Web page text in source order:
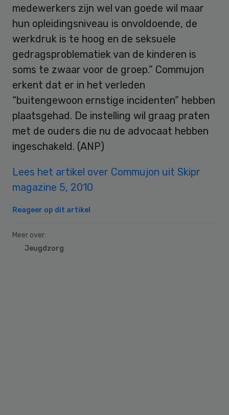
medewerkers zijn wel van goede wil maar
hun opleidingsniveau is onvoldoende, de
werkdruk is te hoog en de seksuele
gedragsproblematiek van de kinderen is
soms te zwaar voor de groep.” Commujon
erkent dat er in het verleden
“buitengewoon ernstige incidenten” hebben
plaatsgehad. De instelling wil graag praten
met de ouders die nu de advocaat hebben
ingeschakeld. (ANP)
Lees het artikel over Commujon uit Skipr
magazine 5, 2010
Reageer op dit artikel
Meer over:
Jeugdzorg